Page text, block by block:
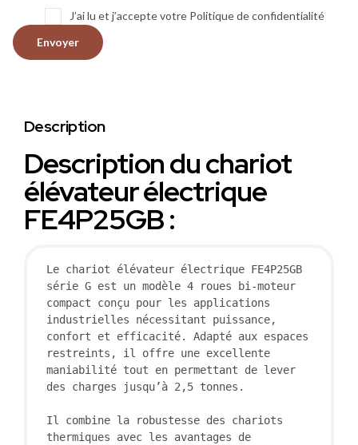
J’ai lu et j’accepte votre Politique de confidentialité
Description
Description du chariot
élévateur électrique
FE4P25GB :
Le chariot élévateur électrique FE4P25GB
série G est un modèle 4 roues bi-moteur
compact conçu pour les applications
industrielles nécessitant puissance,
confort et efficacité. Adapté aux espaces
restreints, il offre une excellente
maniabilité tout en permettant de lever
des charges jusqu’à 2,5 tonnes.
Il combine la robustesse des chariots
thermiques avec les avantages de